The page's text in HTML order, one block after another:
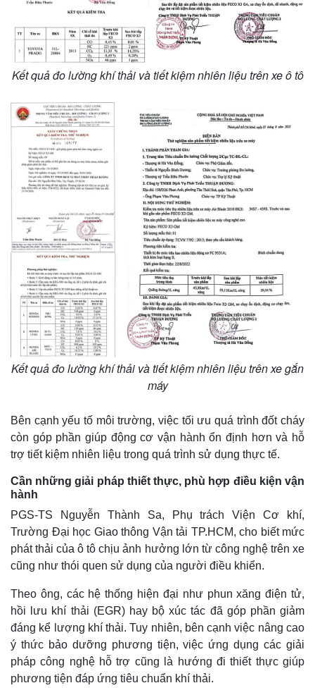
Kết quả đo lường khí thải và tiết kiệm nhiên liệu trên xe ô tô
Kết quả đo lường khí thải và tiết kiệm nhiên liệu trên xe gắn
máy
Bên cạnh yếu tố môi trường, việc tối ưu quá trình đốt cháy
còn góp phần giúp động cơ vận hành ổn định hơn và hỗ
trợ tiết kiệm nhiên liệu trong quá trình sử dụng thực tế.
Cần những giải pháp thiết thực, phù hợp điều kiện vận
hành
PGS-TS Nguyễn Thành Sa, Phụ trách Viện Cơ khí,
Trường Đại học Giao thông Vận tải TP.HCM, cho biết mức
phát thải của ô tô chịu ảnh hưởng lớn từ công nghệ trên xe
cũng như thói quen sử dụng của người điều khiển.
Theo ông, các hệ thống hiện đại như phun xăng điện tử,
hồi lưu khí thải (EGR) hay bộ xúc tác đã góp phần giảm
đáng kể lượng khí thải. Tuy nhiên, bên cạnh việc nâng cao
ý thức bảo dưỡng phương tiện, việc ứng dụng các giải
pháp công nghệ hỗ trợ cũng là hướng đi thiết thực giúp
phương tiện đáp ứng tiêu chuẩn khí thải.